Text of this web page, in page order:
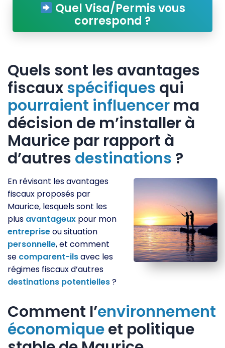
Quel Visa/Permis vous
correspond ?
Quels sont les avantages
fiscauxspécifiques qui
pourraient influencer ma
décision de m’installer à
Maurice par rapport à
d’autres destinations ?
En révisant les avantages
fiscaux proposés par
Maurice, lesquels sont les
plus avantageux pour mon
entrepriseou situation
personnelle, et comment
se comparent-ilsavec les
régimes fiscaux d’autres
destinations potentielles?
Comment l’environnement
économiqueet politique